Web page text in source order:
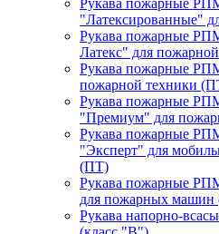
Рукава пожарные
"Латексированные"
Рукава пожарные
Латекс" для
Рукава пожарные
пожарной техники
Рукава пожарные
"Премиум" для
Рукава пожарные
"Эксперт" для
(ПТ)
Рукава пожарные
для пожарных
Рукава напорно-